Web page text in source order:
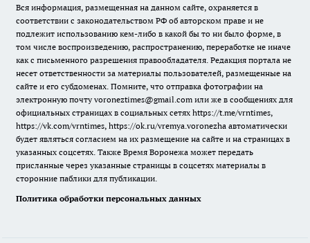
Вся информация, размещенная на данном сайте, охраняется в
соответствии с законодательством РФ об авторском праве и не
подлежит использованию кем-либо в какой бы то ни было форме, в
том числе воспроизведению, распространению, переработке не иначе
как с письменного разрешения правообладателя. Редакция портала не
несет ответственности за материалы пользователей, размещенные на
сайте и его субдоменах. Помните, что отправка фотографии на
электронную почту voroneztimes@gmail.com или же в сообщениях для
официальных страницах в социальных сетях https://t.me/vrntimes,
https://vk.com/vrntimes, https://ok.ru/vremya.voronezha автоматически
будет являться согласием на их размещение на сайте и на страницах в
указанных соцсетях. Также Время Воронежа может передать
присланные через указанные страницы в соцсетях материалы в
сторонние паблики для публикации.
Политика обработки персональных данных